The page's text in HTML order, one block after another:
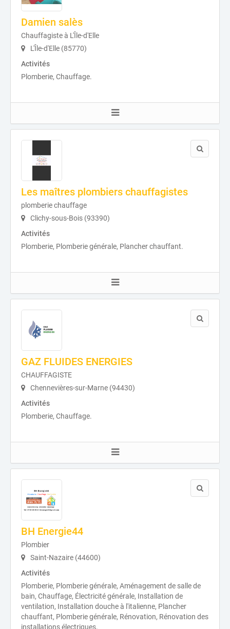
Damien salès
Chauffagiste à L'Île-d'Elle
L'Île-d'Elle (85770)
Activités
Plomberie, Chauffage.
Les maîtres plombiers chauffagistes
plomberie chauffage
Clichy-sous-Bois (93390)
Activités
Plomberie, Plomberie générale, Plancher chauffant.
GAZ FLUIDES ENERGIES
CHAUFFAGISTE
Chennevières-sur-Marne (94430)
Activités
Plomberie, Chauffage.
BH Energie44
Plombier
Saint-Nazaire (44600)
Activités
Plomberie, Plomberie générale, Aménagement de salle de
bain, Chauffage, Électricité générale, Installation de
ventilation, Installation douche à l'italienne, Plancher
chauffant, Plomberie générale, Rénovation, Rénovation des
installations électriques.